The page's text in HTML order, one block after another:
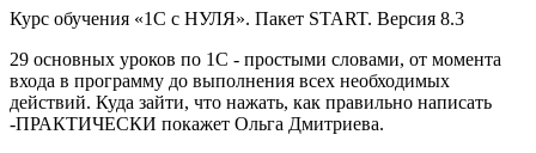
Курс обучения «1С с НУЛЯ». Пакет START. Версия 8.3
29 основных уроков по 1С - простыми словами, от момента
входа в программу до выполнения всех необходимых
действий. Куда зайти, что нажать, как правильно написать
-ПРАКТИЧЕСКИ покажет Ольга Дмитриева.